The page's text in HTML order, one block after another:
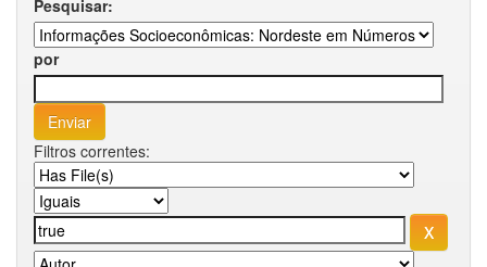
Pesquisar:
por
Filtros correntes: